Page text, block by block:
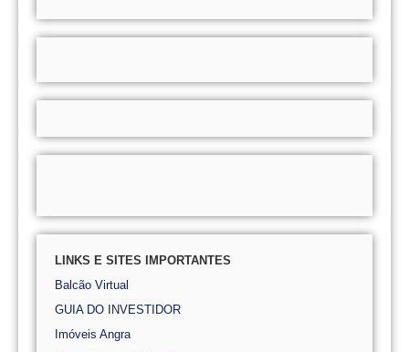
LINKS E SITES IMPORTANTES
Balcão Virtual
GUIA DO INVESTIDOR
Imóveis Angra